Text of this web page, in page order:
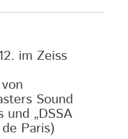
im Zeiss
Sound
„DSSA
Paris)